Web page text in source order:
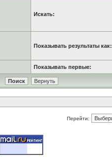
Искать:
Показывать результаты как:
Показывать первые:
Перейти: